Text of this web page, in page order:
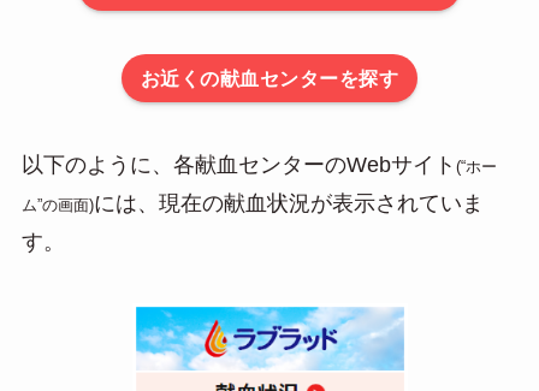
お近くの献血センターを探す
以下のように、各献血センターのWebサイト (“ホー
ム”の画面)には、現在の献血状況が表示されていま
す。